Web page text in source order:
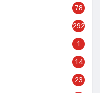
78
292
1
14
23